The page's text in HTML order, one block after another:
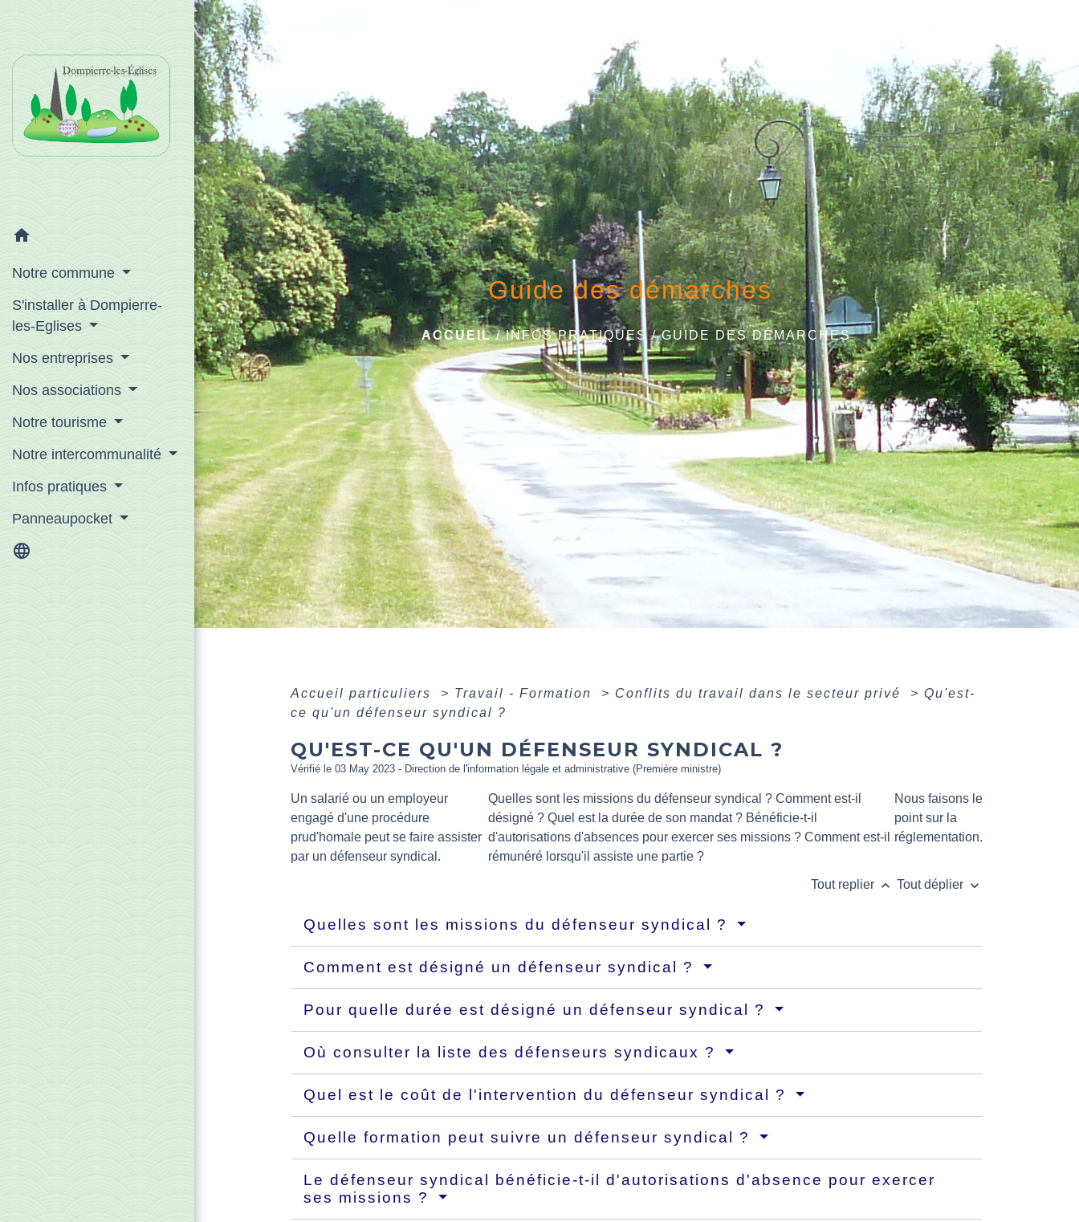
home
Notre commune
S'installer à Dompierre-
les-Eglises
Nos entreprises
Nos associations
Notre tourisme
Notre intercommunalité
Infos pratiques
Panneaupocket
language
Guide des démarches
ACCUEIL/INFOS PRATIQUES/GUIDE DES DÉMARCHES
Accueil particuliers > Travail - Formation > Conflits du travail dans le secteur privé > Qu'est-
ce qu'un défenseur syndical ?
QU'EST-CE QU'UN DÉFENSEUR SYNDICAL ?
Vérifié le 03 May 2023 - Direction de l'information légale et administrative (Première ministre)
Un salarié ou un employeur
engagé d'une procédure
prud'homale peut se faire assister
par un défenseur syndical.
Quelles sont les missions du défenseur syndical ? Comment est-il
désigné ? Quel est la durée de son mandat ? Bénéficie-t-il
d'autorisations d'absences pour exercer ses missions ? Comment est-il
rémunéré lorsqu'il assiste une partie ?
Nous faisons le
point sur la
réglementation.
Tout replier keyboard_arrow_up Tout déplier keyboard_arrow_down
Quelles sont les missions du défenseur syndical ?
Comment est désigné un défenseur syndical ?
Pour quelle durée est désigné un défenseur syndical ?
Où consulter la liste des défenseurs syndicaux ?
Quel est le coût de l'intervention du défenseur syndical ?
Quelle formation peut suivre un défenseur syndical ?
Le défenseur syndical bénéficie-t-il d'autorisations d'absence pour exercer
ses missions ?